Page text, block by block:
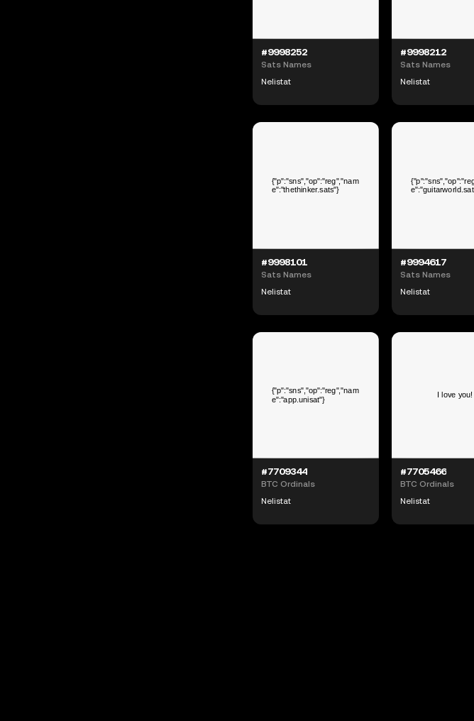
#9998252
Sats Names
Nelistat
#9998212
Sats Names
Nelistat
#9998101
Sats Names
Nelistat
#9994617
Sats Names
Nelistat
#7709344
BTC Ordinals
Nelistat
#7705466
BTC Ordinals
Nelistat